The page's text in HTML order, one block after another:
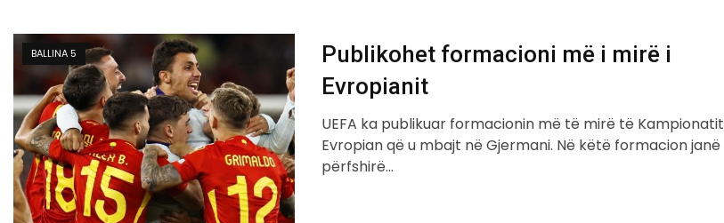
BALLINA 5
Publikohet formacioni më i mirë i
Evropianit
UEFA ka publikuar formacionin më të mirë të Kampionatit
Evropian që u mbajt në Gjermani. Në këtë formacion janë
përfshirë…